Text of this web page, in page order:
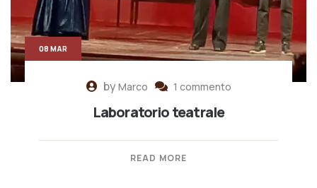
byMarco 1 commento
Laboratorio teatrale
READ MORE
08 MAR